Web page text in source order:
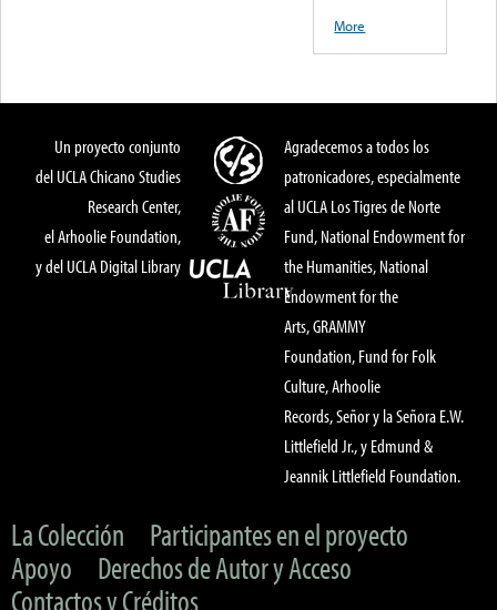
More
Un proyecto conjunto
del UCLA Chicano Studies
Research Center,
el Arhoolie Foundation,
y del UCLA Digital Library
Agradecemos a todos los
patronicadores, especialmente
al UCLA Los Tigres de Norte
Fund, National Endowment for
the Humanities, National
Endowment for the
Arts, GRAMMY
Foundation, Fund for Folk
Culture, Arhoolie
Records, Señor y la Señora E.W.
Littlefield Jr., y Edmund &
Jeannik Littlefield Foundation.
La Colección
Participantes en el proyecto
Apoyo
Derechos de Autor y Acceso
Contactos y Créditos